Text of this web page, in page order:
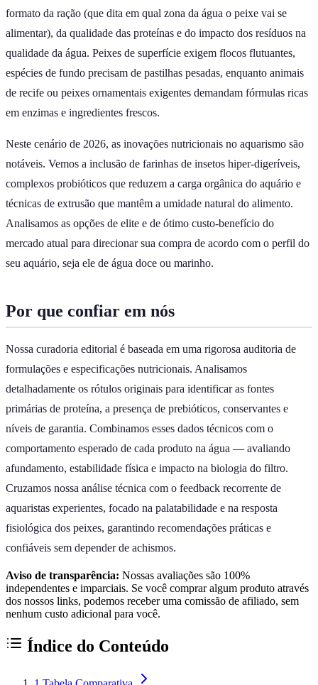
formato da ração (que dita em qual zona da água o peixe vai se
alimentar), da qualidade das proteínas e do impacto dos resíduos na
qualidade da água. Peixes de superfície exigem flocos flutuantes,
espécies de fundo precisam de pastilhas pesadas, enquanto animais
de recife ou peixes ornamentais exigentes demandam fórmulas ricas
em enzimas e ingredientes frescos.
Neste cenário de 2026, as inovações nutricionais no aquarismo são
notáveis. Vemos a inclusão de farinhas de insetos hiper-digeríveis,
complexos probióticos que reduzem a carga orgânica do aquário e
técnicas de extrusão que mantêm a umidade natural do alimento.
Analisamos as opções de elite e de ótimo custo-benefício do
mercado atual para direcionar sua compra de acordo com o perfil do
seu aquário, seja ele de água doce ou marinho.
Por que confiar em nós
Nossa curadoria editorial é baseada em uma rigorosa auditoria de
formulações e especificações nutricionais. Analisamos
detalhadamente os rótulos originais para identificar as fontes
primárias de proteína, a presença de prebióticos, conservantes e
níveis de garantia. Combinamos esses dados técnicos com o
comportamento esperado de cada produto na água — avaliando
afundamento, estabilidade física e impacto na biologia do filtro.
Cruzamos nossa análise técnica com o feedback recorrente de
aquaristas experientes, focado na palatabilidade e na resposta
fisiológica dos peixes, garantindo recomendações práticas e
confiáveis sem depender de achismos.
Aviso de transparência: Nossas avaliações são 100%
independentes e imparciais. Se você comprar algum produto através
dos nossos links, podemos receber uma comissão de afiliado, sem
nenhum custo adicional para você.
Índice do Conteúdo